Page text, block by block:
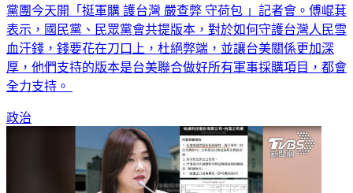
空系統等等，總金額是4800億，加起來是7800億新台幣。國民
黨團今天開「挺軍購 護台灣 嚴查弊 守荷包 」記者會。傅崐萁
表示，國民黨、民眾黨會共提版本，對於如何守護台灣人民雪
血汗錢，錢要花在刀口上，杜絕弊端，並讓台美關係更加深
厚，他們支持的版本是台美聯合做好所有軍事採購項目，都會